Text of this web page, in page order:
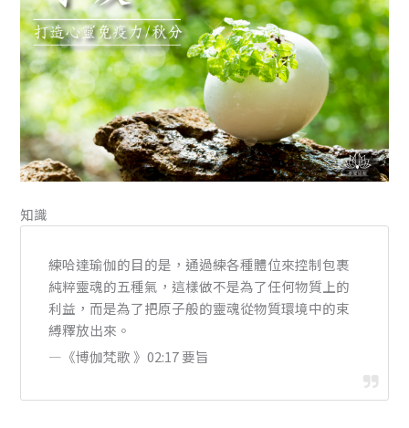
知識
練哈達瑜伽的目的是，通過練各種體位來控制包裹
純粹靈魂的五種氣，這樣做不是為了任何物質上的
利益，而是為了把原子般的靈魂從物質環境中的束
縛釋放出來。
—《博伽梵歌 》02:17 要旨